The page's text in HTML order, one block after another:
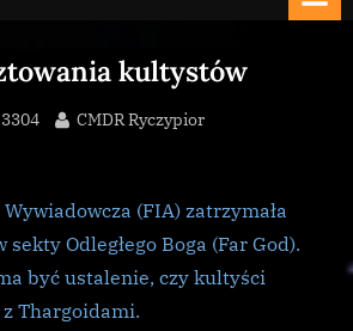
kultystów
By
CMDR Ryczypior
kultystów
(FIA) zatrzymała
Odległego Boga (Far God).
być ustalenie, czy kultyści
Thargoidami.